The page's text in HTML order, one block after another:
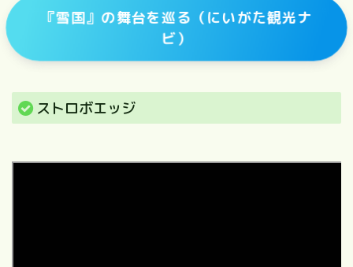
『雪国』の舞台を巡る（にいがた観光ナ
ビ）
ストロボエッジ